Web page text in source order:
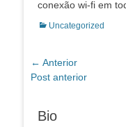
conexão wi-fi em
Categorias:
Uncategorized
Navegação
de
← Anterior
Post
Post anterior
Bio